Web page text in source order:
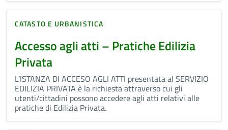
CATASTO E URBANISTICA
Accesso agli atti – Pratiche Edilizia
Privata
L’ISTANZA DI ACCESO AGLI ATTI presentata al SERVIZIO
EDILIZIA PRIVATA è la richiesta attraverso cui gli
utenti/cittadini possono accedere agli atti relativi alle
pratiche di Edilizia Privata.